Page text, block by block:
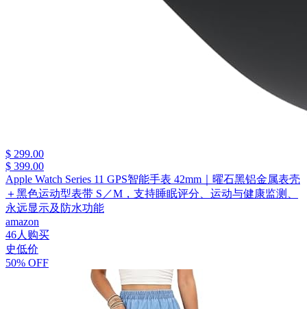
$ 299.00
$ 399.00
Apple Watch Series 11 GPS智能手表 42mm｜曜石黑铝金属表壳
＋黑色运动型表带 S／M，支持睡眠评分、运动与健康监测、
永远显示及防水功能
amazon
46人购买
史低价
50% OFF